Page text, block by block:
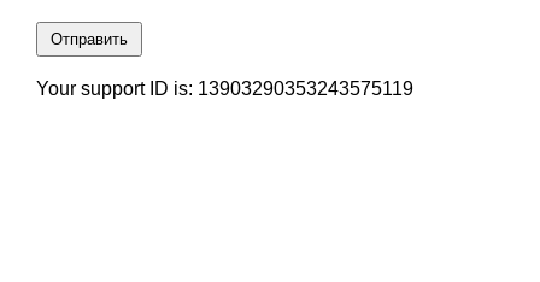
Отправить
Your support ID is: 13903290353243575119